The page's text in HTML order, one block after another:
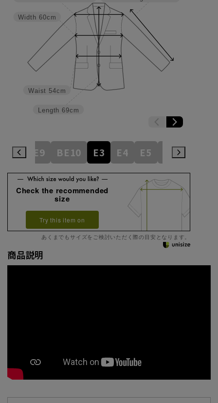
Length 69cm
Waist 54cm
Width 60cm
BE9 BE10 E3 E4 E5 E6
Check the recommended
size
Try this item on
あくまでもサイズをご検討いただく際の目安となります。
商品説明